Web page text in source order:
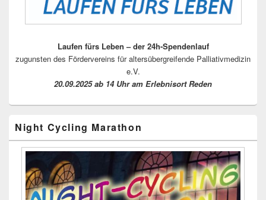
Laufen fürs Leben – der 24h-Spendenlauf
zugunsten des Fördervereins für altersübergreifende Palliativmedizin
e.V.
20.09.2025 ab 14 Uhr am Erlebnisort Reden
Night Cycling Marathon